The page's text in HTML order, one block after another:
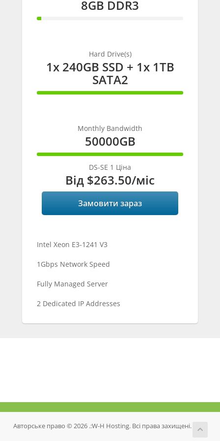
8GB DDR3
3%
Hard Drive(s)
1x 240GB SSD + 1x 1TB
SATA2
100%
Monthly Bandwidth
50000GB
100%
CompleteDS-SE 1 Ціна
Від $263.50/міс
Замовити зараз
Intel Xeon E3-1241 V3
1Gbps Network Speed
Fully Managed Server
2 Dedicated IP Addresses
Авторське право © 2026 .:W-H Hosting. Всі права захищені.